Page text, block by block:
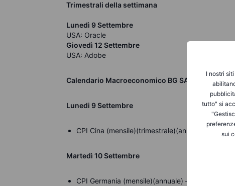
I nostri
tutto" si
sui
Trimestrali della settimana
Lunedì 9 Settembre
USA: Oracle
Giovedì 12 Settembre
USA: Adobe
Calendario Macroeconomico BG SAXO
Lunedi 9 Settembre
CPI Cina (mensile)(trimestrale)(annuale) – (03:30)
Martedì 10 Settembre
CPI Germania (mensile)(annuale) – (08:00)